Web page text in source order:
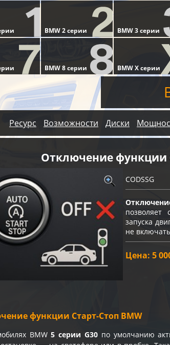
Ресурс Возможности Диски
Отключение функции
CODSSG
позволяет
запуска
не
Цена: 5
функции Старт-Стоп BMW
BMW5 серии G30по умолчанию